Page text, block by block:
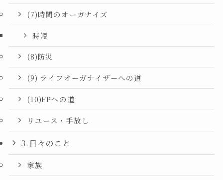
(7)時間のオーガナイズ
時短
(8)防災
(9) ライフオーガナイザーへの道
(10)FPへの道
リユース・手放し
3.日々のこと
家族